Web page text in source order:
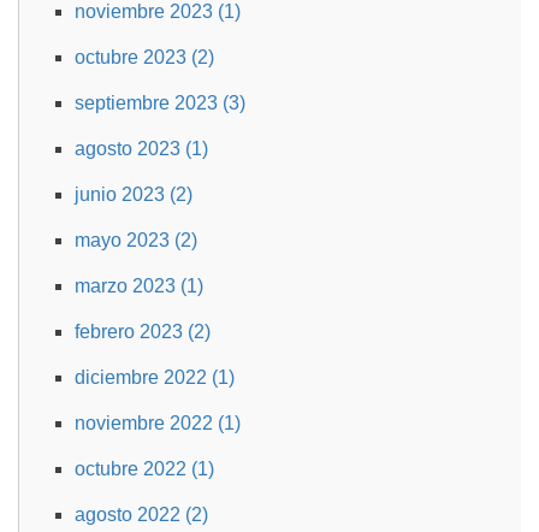
noviembre 2023 (1)
octubre 2023 (2)
septiembre 2023 (3)
agosto 2023 (1)
junio 2023 (2)
mayo 2023 (2)
marzo 2023 (1)
febrero 2023 (2)
diciembre 2022 (1)
noviembre 2022 (1)
octubre 2022 (1)
agosto 2022 (2)